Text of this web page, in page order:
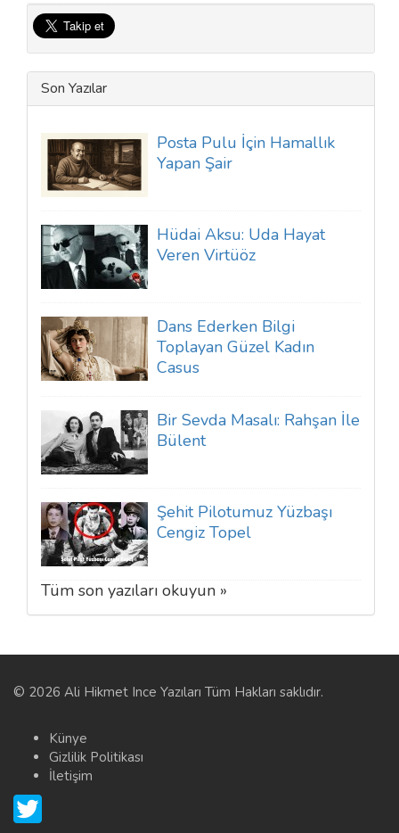
Son Yazılar
Posta Pulu İçin Hamallık
Yapan Şair
Hüdai Aksu: Uda Hayat
Veren Virtüöz
Dans Ederken Bilgi
Toplayan Güzel Kadın
Casus
Bir Sevda Masalı: Rahşan İle
Bülent
Şehit Pilotumuz Yüzbaşı
Cengiz Topel
Tüm son yazıları okuyun »
© 2026 Ali Hikmet Ince Yazıları Tüm Hakları saklıdır.
Künye
Gizlilik Politikası
İletişim